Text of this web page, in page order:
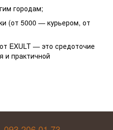
городам;
(от 5000 — курьером, от
EXULT — это средоточие
и практичной